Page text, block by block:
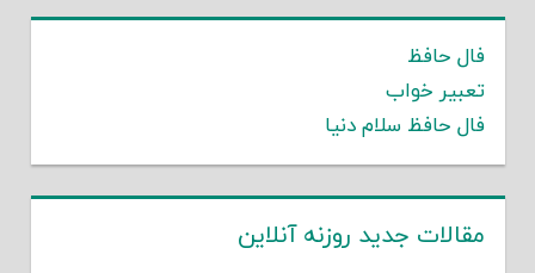
فال حافظ
تعبیر خواب
فال حافظ سلام دنیا
مقالات جدید روزنه آنلاین